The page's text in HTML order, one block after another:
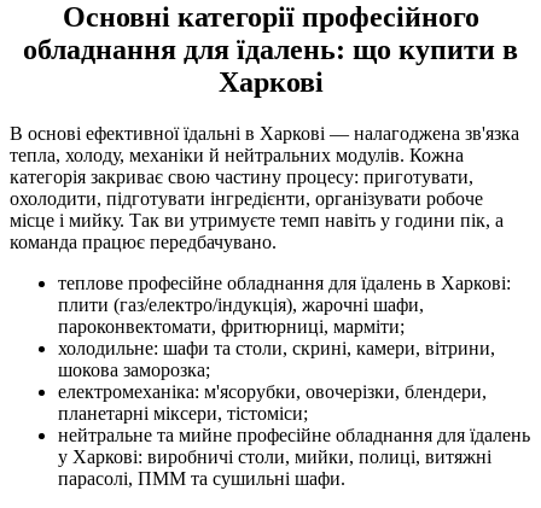
Основні категорії професійного
обладнання для їдалень: що купити в
Харкові
В основі ефективної їдальні в Харкові — налагоджена зв'язка
тепла, холоду, механіки й нейтральних модулів. Кожна
категорія закриває свою частину процесу: приготувати,
охолодити, підготувати інгредієнти, організувати робоче
місце і мийку. Так ви утримуєте темп навіть у години пік, а
команда працює передбачувано.
теплове професійне обладнання для їдалень в Харкові:
плити (газ/електро/індукція), жарочні шафи,
пароконвектомати, фритюрниці, марміти;
холодильне: шафи та столи, скрині, камери, вітрини,
шокова заморозка;
електромеханіка: м'ясорубки, овочерізки, блендери,
планетарні міксери, тістоміси;
нейтральне та мийне професійне обладнання для їдалень
у Харкові: виробничі столи, мийки, полиці, витяжні
парасолі, ПММ та сушильні шафи.